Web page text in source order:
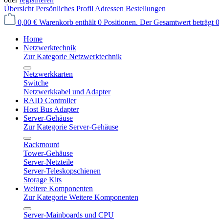
Übersicht Persönliches Profil Adressen Bestellungen
0,00 € Warenkorb enthält 0 Positionen. Der Gesamtwert beträgt
Home
Netzwerktechnik
Zur Kategorie Netzwerktechnik
Netzwerkkarten
Switche
Netzwerkkabel und Adapter
RAID Controller
Host Bus Adapter
Server-Gehäuse
Zur Kategorie Server-Gehäuse
Rackmount
Tower-Gehäuse
Server-Netzteile
Server-Teleskopschienen
Storage Kits
Weitere Komponenten
Zur Kategorie Weitere Komponenten
Server-Mainboards und CPU